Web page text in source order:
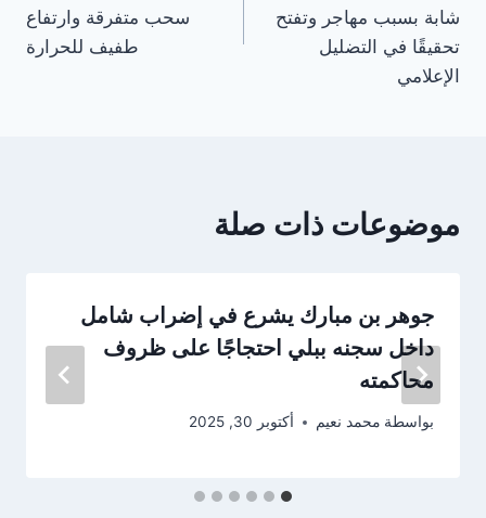
شابة بسبب مهاجر وتفتح
تحقيقًا في التضليل
الإعلامي
سحب متفرقة وارتفاع
طفيف للحرارة
موضوعات ذات صلة
جوهر بن مبارك يشرع في إضراب شامل
داخل سجنه ببلي احتجاجًا على ظروف
محاكمته
بواسطة محمد نعيم أكتوبر 30, 2025